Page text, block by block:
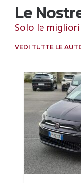
Le
Solo le
VEDI TUTTE LE